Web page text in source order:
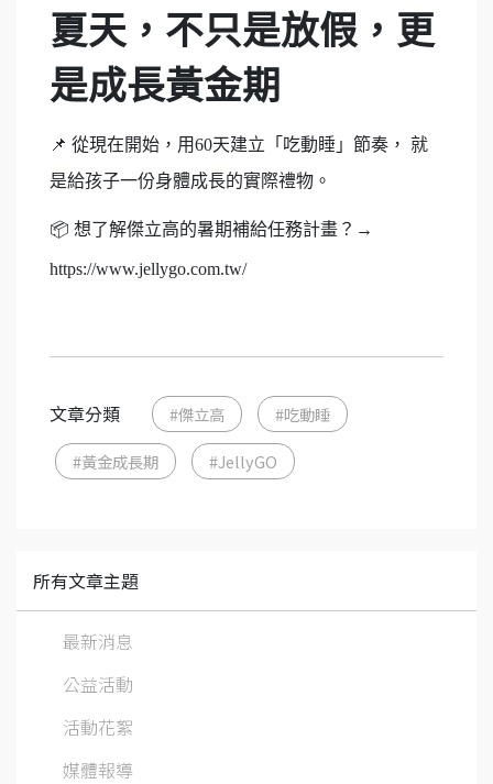
夏天，不只是放假，更
是成長黃金期
📌 從現在開始，用60天建立「吃動睡」節奏， 就
是給孩子一份身體成長的實際禮物。
📦 想了解傑立高的暑期補給任務計畫？→
https://www.jellygo.com.tw/
文章分類 #傑立高 #吃動睡
#黃金成長期 #JellyGO
所有文章主題
最新消息
公益活動
活動花絮
媒體報導